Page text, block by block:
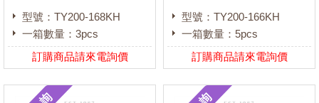
型號：TY200-168KH
一箱數量：3pcs
訂購商品請來電詢價
型號：TY200-166KH
一箱數量：5pcs
訂購商品請來電詢價